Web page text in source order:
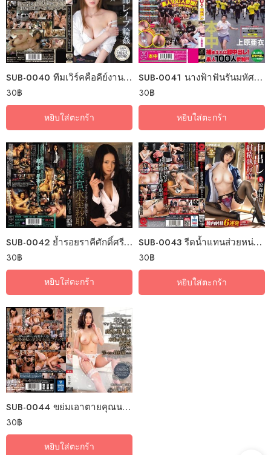
SUB-0040 ทีมเวิร์คคือคีย์งานดีกินรอบวง
30฿
หยิบใส่ตะกร้า
SUB-0041 นางฟ้าฟันรันมหัศจรรย์ร้อยดอ
30฿
หยิบใส่ตะกร้า
SUB-0042 ย้ำรอยราคีศักดิ์ศรีเจ้นักสืบ
30฿
หยิบใส่ตะกร้า
SUB-0043 รีดน้ำแทนส่วยหน่วยคุมกำหนัด
30฿
หยิบใส่ตะกร้า
SUB-0044 ขย่มเอาตายคุณนายช่างเหยียด
30฿
หยิบใส่ตะกร้า